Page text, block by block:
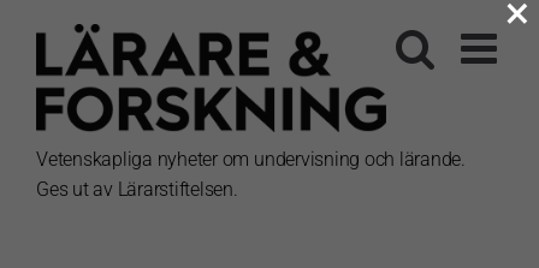
innehållet
Vetenskapliga nyheter om undervisning och lärande.
Ges ut av Lärarstiftelsen.